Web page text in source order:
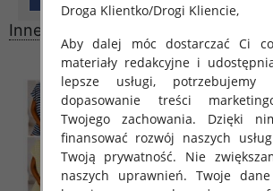
Inne produkty
Droga Klientko/Drogi Kliencie,
Aby dalej móc dostarczać Ci
materiały redakcyjne i
lepsze usługi, potrzebujemy
dopasowanie treści
Twojego zachowania. Dzięki
finansować rozwój naszych
Twoją prywatność. Nie
naszych uprawnień. Twoje